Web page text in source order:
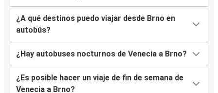
¿A qué destinos puedo viajar desde Brno en
autobús?
¿Hay autobuses nocturnos de Venecia a Brno?
¿Es posible hacer un viaje de fin de semana de
Venecia a Brno?